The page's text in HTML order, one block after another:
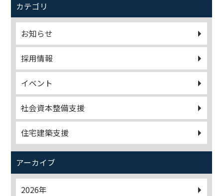
カテゴリ
お知らせ
採用情報
イベント
社会資本整備支援
住宅建築支援
アーカイブ
2026年